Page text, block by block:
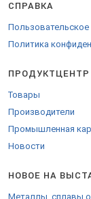
СПРАВКА
Политика
ПРОДУКТЦЕНТР
Товары
Производители
Промышленная
Новости
НОВОЕ НА
Металлы, сплавы